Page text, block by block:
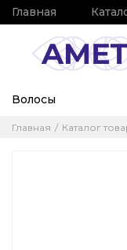
Главная
Волосы
Главная Каталог